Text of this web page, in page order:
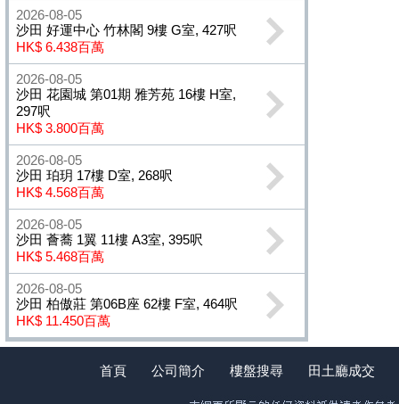
2026-08-05
沙田 好運中心 竹林閣 9樓 G室, 427呎
HK$ 6.438百萬
2026-08-05
沙田 花園城 第01期 雅芳苑 16樓 H室,
297呎
HK$ 3.800百萬
2026-08-05
沙田 珀玥 17樓 D室, 268呎
HK$ 4.568百萬
2026-08-05
沙田 薈蕎 1翼 11樓 A3室, 395呎
HK$ 5.468百萬
2026-08-05
沙田 柏傲莊 第06B座 62樓 F室, 464呎
HK$ 11.450百萬
首頁 公司簡介 樓盤搜尋 田土廳成交